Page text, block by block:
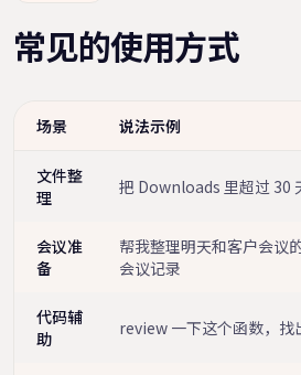
常见的使用方式
场景 说法示例
文件整
理
把 Downloads 里超过 30
会议准
备
帮我整理明天和客户会议
会议记录
代码辅
助
review 一下这个函数，找